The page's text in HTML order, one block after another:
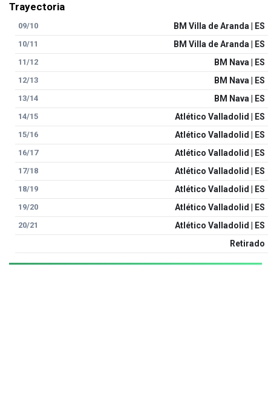
Trayectoria
09/10 BM Villa de Aranda | ES
10/11 BM Villa de Aranda | ES
11/12 BM Nava | ES
12/13 BM Nava | ES
13/14 BM Nava | ES
14/15 Atlético Valladolid | ES
15/16 Atlético Valladolid | ES
16/17 Atlético Valladolid | ES
17/18 Atlético Valladolid | ES
18/19 Atlético Valladolid | ES
19/20 Atlético Valladolid | ES
20/21
Atlético Valladolid | ES
Retirado